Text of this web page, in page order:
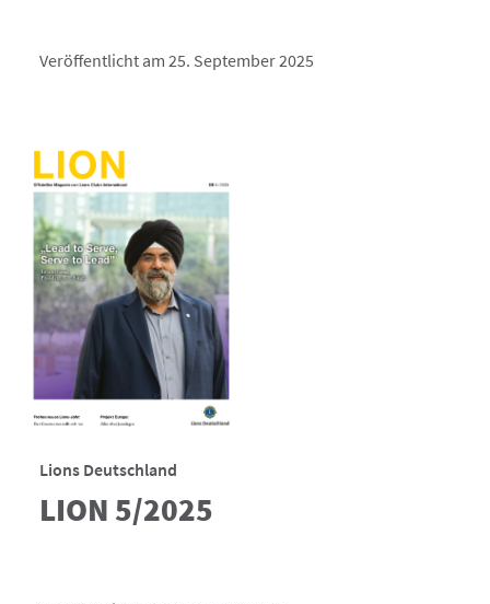
Veröffentlicht am 25. September 2025
Lions Deutschland
LION 5/2025